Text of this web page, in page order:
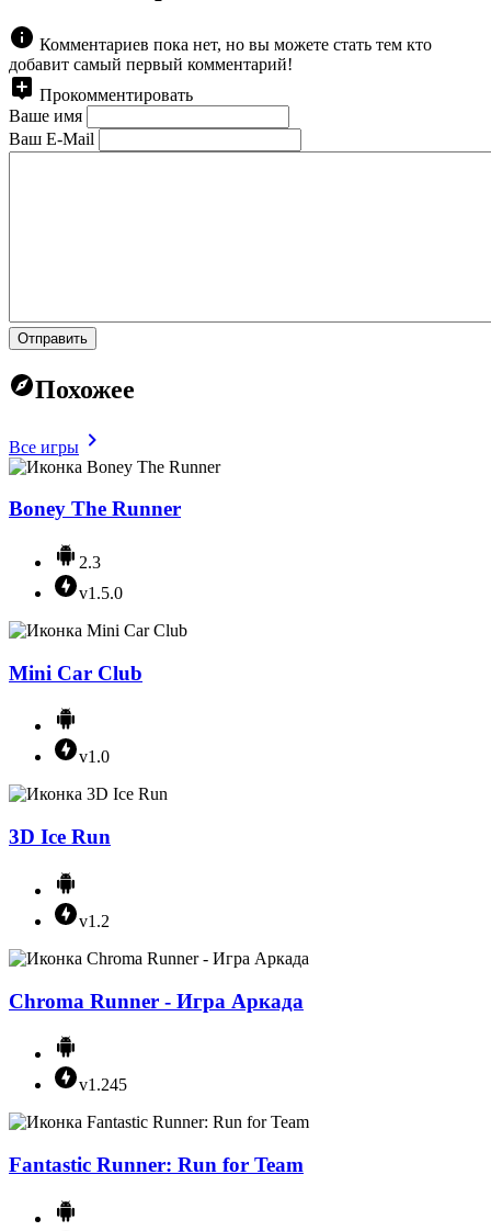
Комментариев пока нет, но вы можете стать тем кто
добавит самый первый комментарий!
Прокомментировать
Ваше имя
Ваш E-Mail
Отправить
Похожее
Все игры
Boney The Runner
2.3
v1.5.0
Mini Car Club
v1.0
3D Ice Run
v1.2
Chroma Runner - Игра Аркада
v1.245
Fantastic Runner: Run for Team